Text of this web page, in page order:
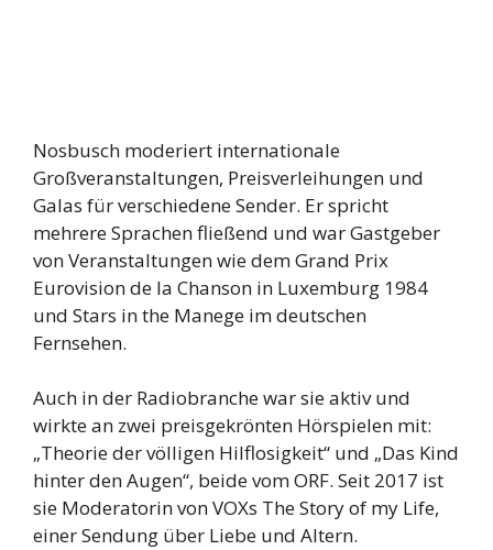
Nosbusch moderiert internationale
Großveranstaltungen, Preisverleihungen und
Galas für verschiedene Sender. Er spricht
mehrere Sprachen fließend und war Gastgeber
von Veranstaltungen wie dem Grand Prix
Eurovision de la Chanson in Luxemburg 1984
und Stars in the Manege im deutschen
Fernsehen.
Auch in der Radiobranche war sie aktiv und
wirkte an zwei preisgekrönten Hörspielen mit:
„Theorie der völligen Hilflosigkeit“ und „Das Kind
hinter den Augen“, beide vom ORF. Seit 2017 ist
sie Moderatorin von VOXs The Story of my Life,
einer Sendung über Liebe und Altern.